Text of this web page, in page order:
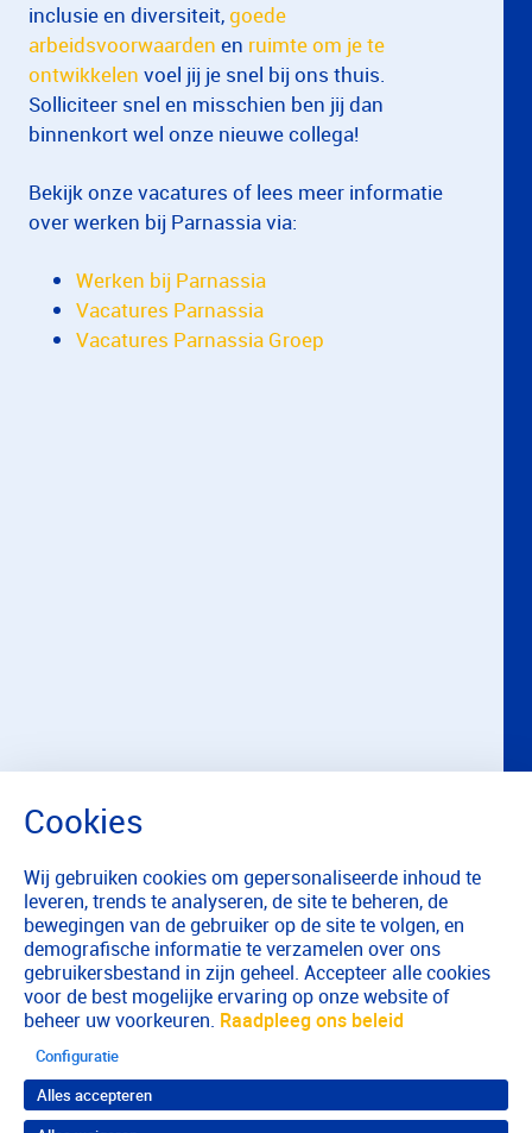
inclusie en diversiteit, goede
arbeidsvoorwaarden en ruimte om je te
ontwikkelen voel jij je snel bij ons thuis.
Solliciteer snel en misschien ben jij dan
binnenkort wel onze nieuwe collega!
Bekijk onze vacatures of lees meer informatie
over werken bij Parnassia via:
Werken bij Parnassia
Vacatures Parnassia
Vacatures Parnassia Groep
Wij gebruiken cookies om gepersonaliseerde inhoud te
leveren, trends te analyseren, de site te beheren, de
bewegingen van de gebruiker op de site te volgen, en
demografische informatie te verzamelen over ons
gebruikersbestand in zijn geheel. Accepteer alle cookies
voor de best mogelijke ervaring op onze website of
beheer uw voorkeuren. Raadpleeg ons beleid
Configuratie
Alles accepteren